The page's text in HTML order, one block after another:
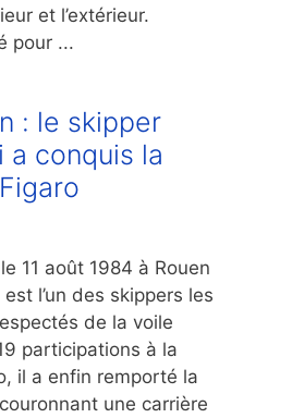
et l’extérieur.
pour ...
: le skipper
a conquis la
11 août 1984 à Rouen
l’un des skippers les
de la voile
participations à la
il a enfin remporté la
une carrière